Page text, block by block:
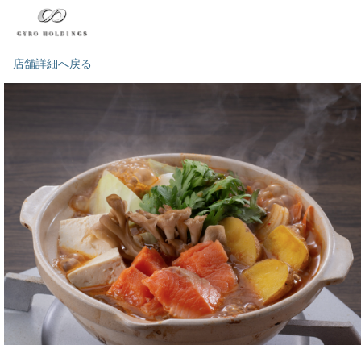
店舗詳細へ戻る